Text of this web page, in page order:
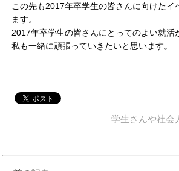
この先も2017年卒学生の皆さんに向けたイ
ます。
2017年卒学生の皆さんにとってのよい就活
私も一緒に頑張っていきたいと思います。
学生さんや社会